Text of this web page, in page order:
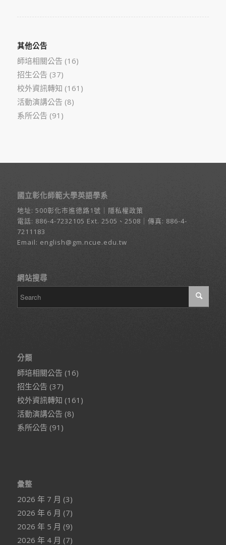
其他公告
師培相關公告 (16)
招生公告 (37)
校外資訊轉知 (161)
活動演講公告 (8)
系所公告 (91)
國立彰化師範大學英語學系
地址: 500彰化市進德路1號 ｜ 隱私權政策
電話: 886-4-7232105 Ext. 2505、2508｜傳真: 886-4-
7211183
Email: english@gm.ncue.edu.tw
網站搜尋
分類
師培相關公告 (16)
招生公告 (37)
校外資訊轉知 (161)
活動演講公告 (8)
系所公告 (91)
彙整
2026 年 7 月 (3)
2026 年 6 月 (7)
2026 年 5 月 (9)
2026 年 4 月 (7)